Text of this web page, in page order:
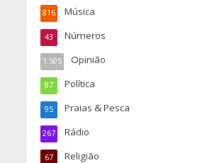
Música
816
Números
43
Opinião
1.505
Política
87
Praias & Pesca
95
Rádio
267
Religião
67